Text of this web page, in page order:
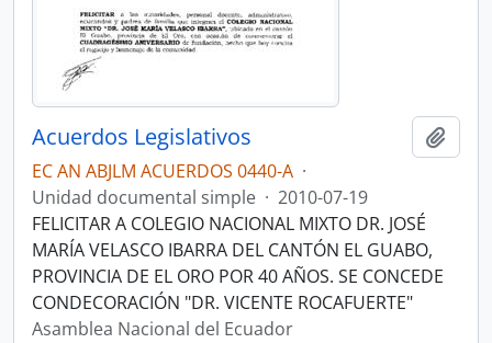
Acuerdos Legislativos
EC AN ABJLM ACUERDOS 0440-A ·
Unidad documental simple · 2010-07-19
FELICITAR A COLEGIO NACIONAL MIXTO DR. JOSÉ
MARÍA VELASCO IBARRA DEL CANTÓN EL GUABO,
PROVINCIA DE EL ORO POR 40 AÑOS. SE CONCEDE
CONDECORACIÓN "DR. VICENTE ROCAFUERTE"
Asamblea Nacional del Ecuador